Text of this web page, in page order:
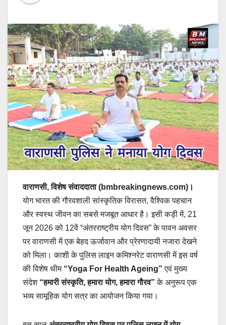
वाराणसी, विशेष संवाददाता (bmbreakingnews.com)।
योग भारत की गौरवशाली सांस्कृतिक विरासत, वैश्विक पहचान
और स्वस्थ जीवन का सबसे मजबूत आधार है। इसी कड़ी में, 21
जून 2026 को 12वें “अंतरराष्ट्रीय योग दिवस” के पावन अवसर
पर वाराणसी में एक बेहद ऊर्जावान और प्रेरणादायी नजारा देखने
को मिला। काशी के पुलिस लाइन कमिश्नरेट वाराणसी में इस वर्ष
की विशेष थीम “Yoga For Health Ageing” एवं मुख्य
संदेश “हमारी संस्कृति, हमारा योग, हमारा गौरव” के अनुरूप एक
भव्य सामूहिक योग सत्र का आयोजन किया गया।